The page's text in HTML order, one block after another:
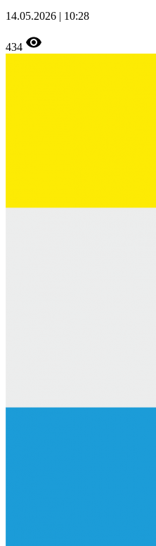
14.05.2026 | 10:28
434